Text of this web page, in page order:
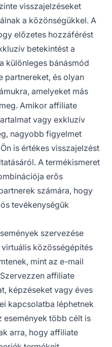
visszajelzéseket
a közönségükkel. A
előzetes hozzáférést
betekintést a
különleges bánásmód
partnereket, és olyan
amelyeket más
Amikor affiliate
vagy exkluzív
nagyobb figyelmet
is értékes visszajelzést
A termékismeret
erős
számára, hogy
tevékenységük
szervezése
közösségépítés
mint az e-mail
affiliate
képzéseket vagy éves
kapcsolatba léphetnek
események több célt is
arra, hogy affiliate